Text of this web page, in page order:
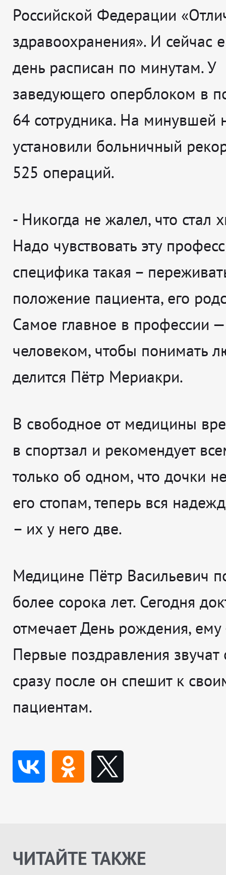
Российской Федерации
здравоохранения». И сейчас
день расписан по минутам. У
заведующего оперблоком в
64 сотрудника. На минувшей
установили больничный
525 операций.
- Никогда не жалел, что стал
Надо чувствовать эту
специфика такая –
положение пациента, его
Самое главное в профессии
человеком, чтобы понимать
делится Пётр Мериакри.
В свободное от медицины
в спортзал и рекомендует
только об одном, что дочки
его стопам, теперь вся
– их у него две.
Медицине Пётр Васильевич
более сорока лет. Сегодня
отмечает День рождения,
Первые поздравления звучат
сразу после он спешит к
пациентам.
ЧИТАЙТЕ ТАКЖЕ